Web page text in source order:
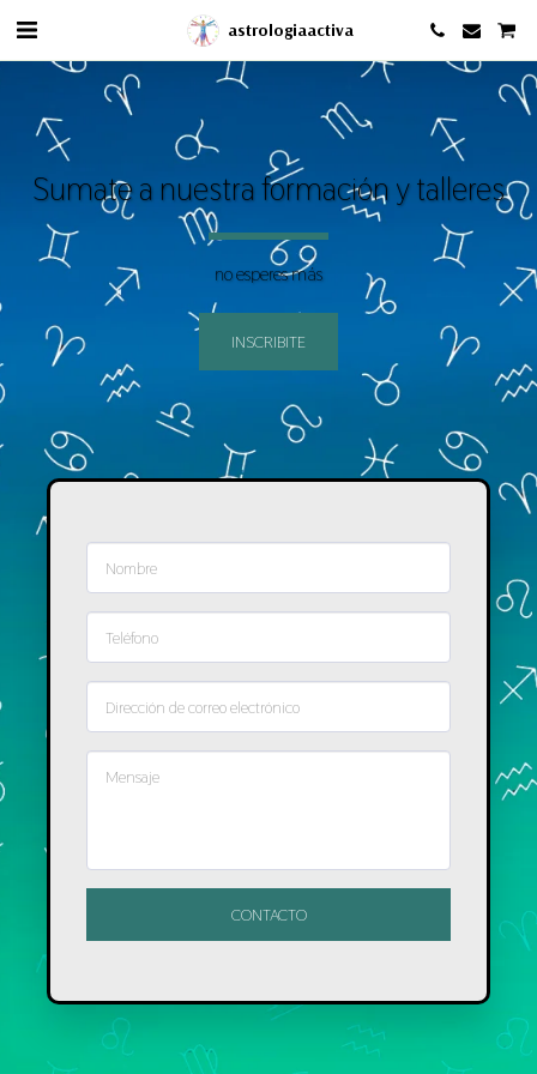
astrologiaactiva
Sumate a nuestra formación y talleres
no esperes más
INSCRIBITE
CONTACTO